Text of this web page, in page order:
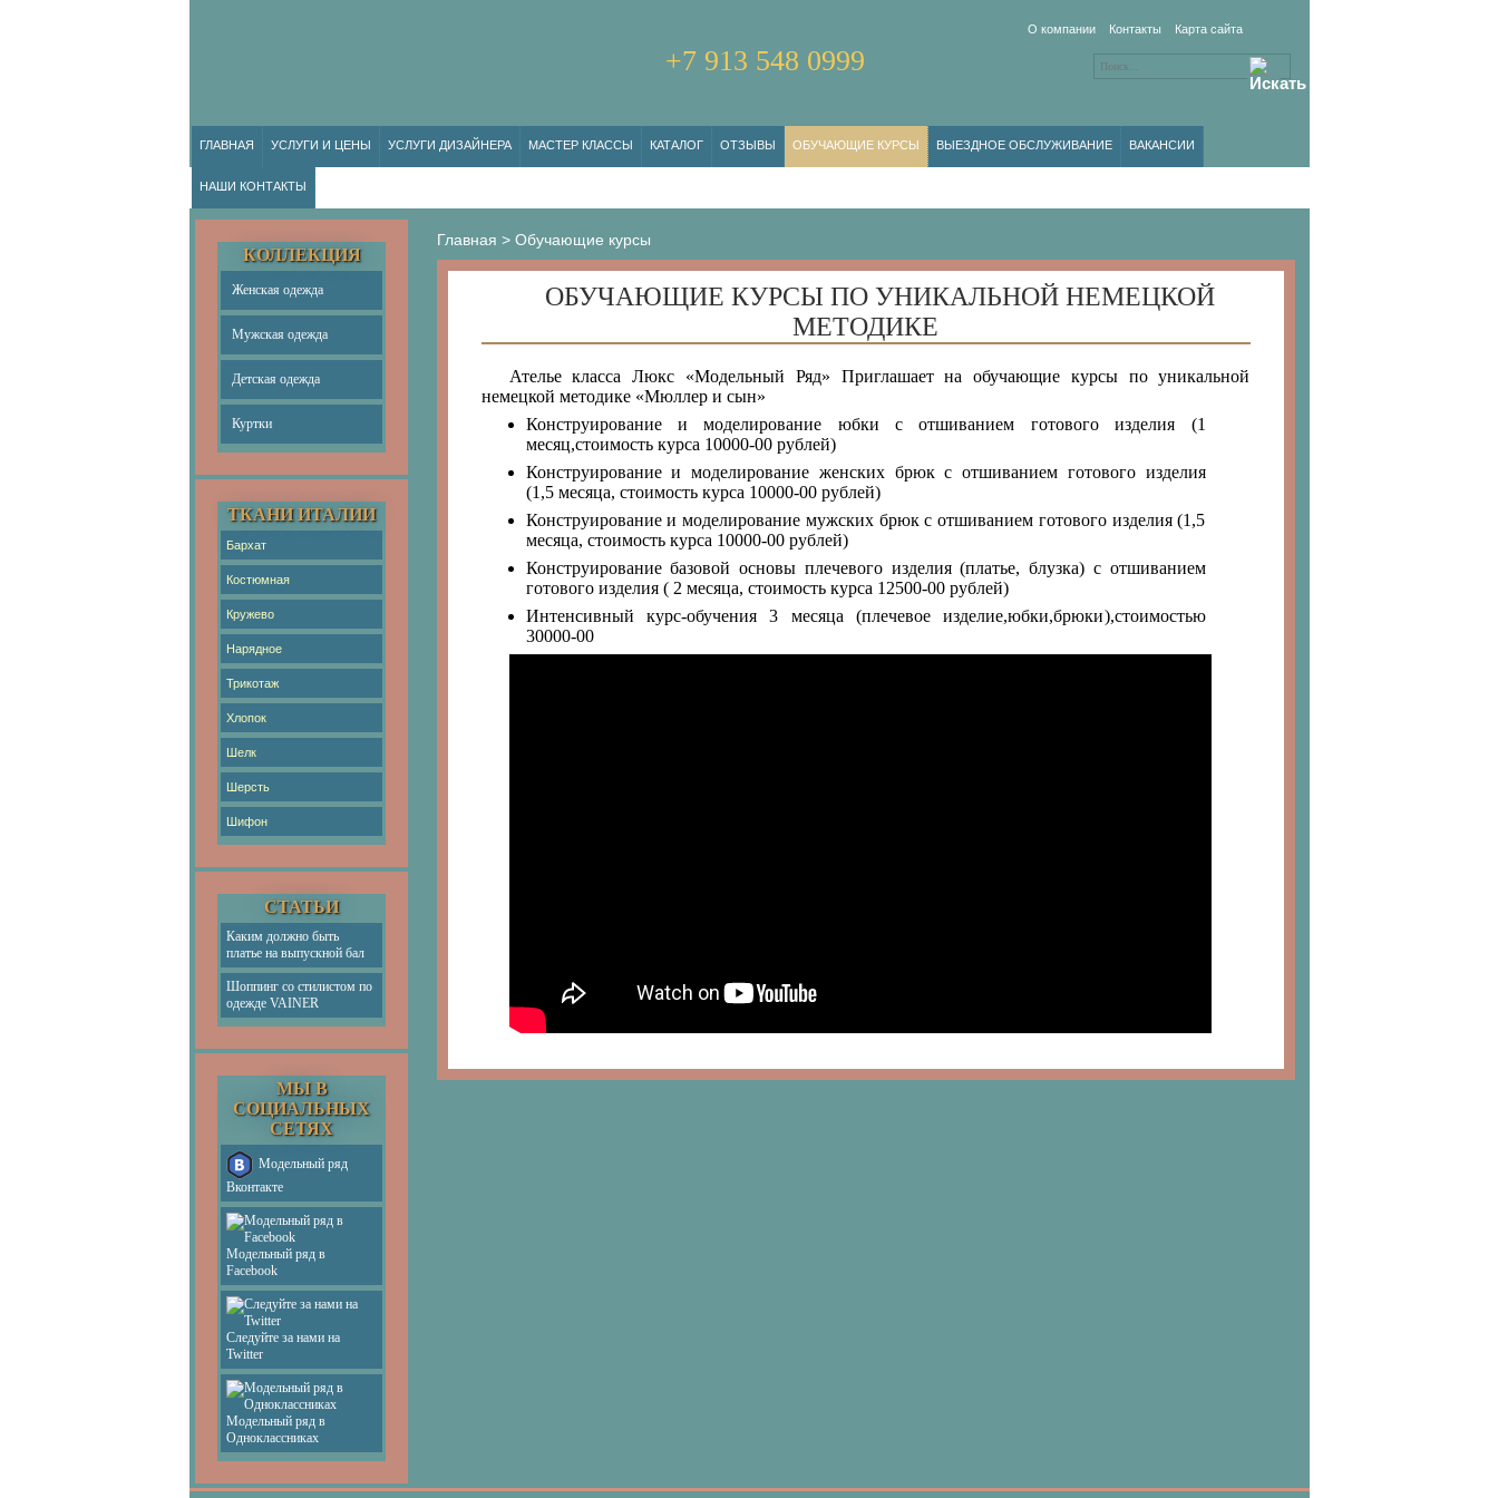
О компании Контакты Карта сайта
+7 913 548 0999
ГЛАВНАЯ УСЛУГИ И ЦЕНЫ УСЛУГИ ДИЗАЙНЕРА МАСТЕР КЛАССЫ КАТАЛОГ ОТЗЫВЫ ОБУЧАЮЩИЕ КУРСЫ ВЫЕЗДНОЕ ОБСЛУЖИВАНИЕ ВАКАНСИИ
НАШИ КОНТАКТЫ
КОЛЛЕКЦИЯ
Женская одежда
Мужская одежда
Детская одежда
Куртки
ТКАНИ ИТАЛИИ
Бархат
Костюмная
Кружево
Нарядное
Трикотаж
Хлопок
Шелк
Шерсть
Шифон
СТАТЬИ
Каким должно быть
платье на выпускной бал
Шоппинг со стилистом по
одежде VAINER
МЫ В
СОЦИАЛЬНЫХ
СЕТЯХ
Модельный ряд
Вконтакте
Модельный ряд в
Facebook
Следуйте за нами на
Twitter
Модельный ряд в
Одноклассниках
Главная > Обучающие курсы
ОБУЧАЮЩИЕ КУРСЫ ПО УНИКАЛЬНОЙ НЕМЕЦКОЙ
МЕТОДИКЕ
Ателье класса Люкс «Модельный Ряд» Приглашает на обучающие курсы по уникальной
немецкой методике «Мюллер и сын»
Конструирование и моделирование юбки с отшиванием готового изделия (1
месяц,стоимость курса 10000-00 рублей)
Конструирование и моделирование женских брюк с отшиванием готового изделия
(1,5 месяца, стоимость курса 10000-00 рублей)
Конструирование и моделирование мужских брюк с отшиванием готового изделия (1,5
месяца, стоимость курса 10000-00 рублей)
Конструирование базовой основы плечевого изделия (платье, блузка) с отшиванием
готового изделия ( 2 месяца, стоимость курса 12500-00 рублей)
Интенсивный курс-обучения 3 месяца (плечевое изделие,юбки,брюки),стоимостью
30000-00